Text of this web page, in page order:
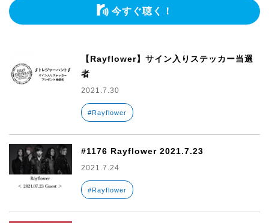
今すぐ聴く！
【Rayflower】サイン入りステッカー当選
者
2021.7.30
#Rayflower
#1176 Rayflower 2021.7.23
2021.7.24
#Rayflower